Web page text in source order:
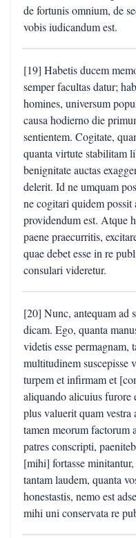
de fortunis omnium, de
vobis iudicandum est.
[19] Habetis ducem
semper facultas datur;
homines, universum
causa hodierno die
sentientem. Cogitate,
quanta virtute stabilitam
benignitate auctas
delerit. Id ne umquam
ne cogitari quidem
providendum est. Atque
paene praecurritis,
quae debet esse in re
consulari videretur.
[20] Nunc, antequam ad
dicam. Ego, quanta
videtis esse permagnam,
multitudinem suscepisse
turpem et infirmam et
aliquando alicuius furore
plus valuerit quam
tamen meorum factorum
patres conscripti,
[mihi] fortasse
tantam laudem, quanta
honestastis, nemo est
mihi uni conservata re